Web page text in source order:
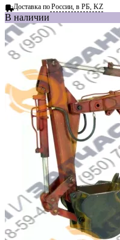
Доставка поРоссии, в РБ, KZ
В наличии